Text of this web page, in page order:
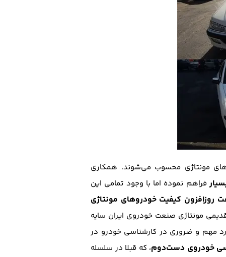
مونتاژی محسوب می‌شوند. همکاری
فراهم نموده اما با وجود تمامی این
روزافزون کیفیت خودروهای مونتاژی
مونتاژی صنعت خودروی ایران سایه
مهم و ضروری در کارشناسی خودرو در
خودروی دست‌دوم، که قبلا در سلسله